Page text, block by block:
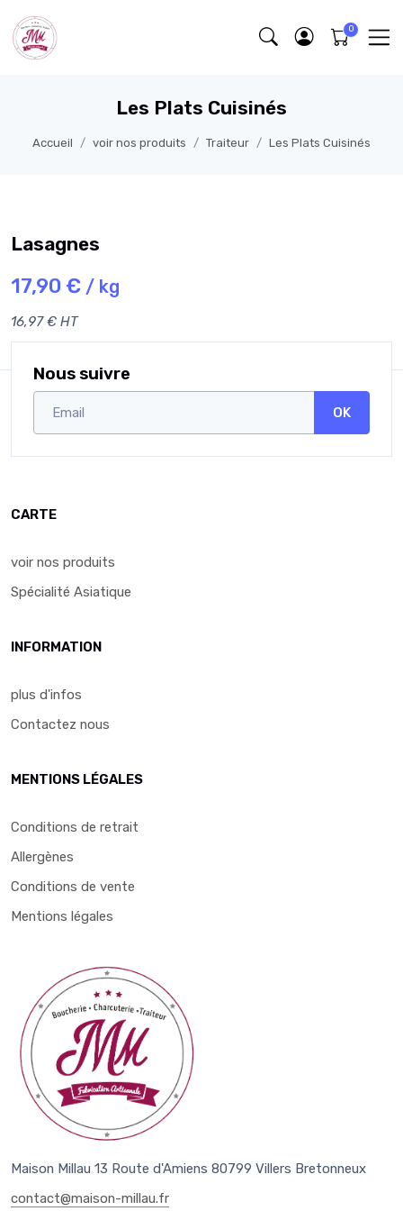
Les Plats Cuisinés
Accueil voir nos produits Traiteur Les Plats Cuisinés
Lasagnes
17,90 € / kg
16,97 € HT
Nous suivre
OK
CARTE
voir nos produits
Spécialité Asiatique
INFORMATION
plus d'infos
Contactez nous
MENTIONS LÉGALES
Conditions de retrait
Allergènes
Conditions de vente
Mentions légales
Maison Millau 13 Route d'Amiens 80799 Villers Bretonneux
contact@maison-millau.fr